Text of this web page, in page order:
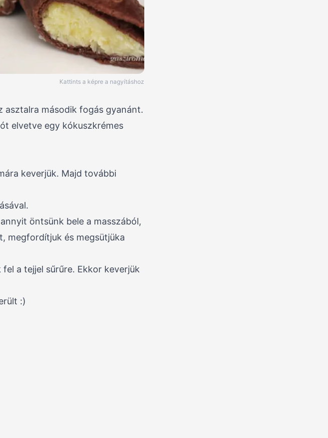
Kattints a képre a nagyításhoz
asztalra második fogás gyanánt.
elvetve egy kókuszkrémes
keverjük. Majd további
öntsünk bele a masszából,
megfordítjuk és megsütjüka
a tejjel sűrűre. Ekkor keverjük
:)